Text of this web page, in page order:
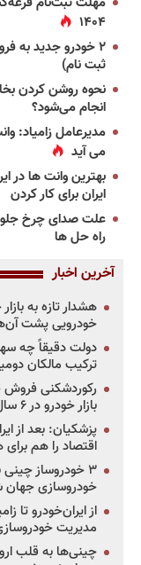
۱۴۰۴
۲ خودرو جدید به
ثبت نام)
نحوه روشن کردن
انجام می‌شود؟
مدیرعامل زامیاد:
می آید
ایران برای کار کردن
علت صدای چرخ
راه حل ها
آخرین اخبار
هشدار تازه به
خودرویی پشت
دولت دقیقاً چه
ترکیب مالکان
رکوردشکنی فروش
بازار خودرو در ۶ سال اخیر
پزشکیان: بعد از
اقتصاد را هم
خودروسازی جهان
از ایران‌خودرو تا
مدیریت